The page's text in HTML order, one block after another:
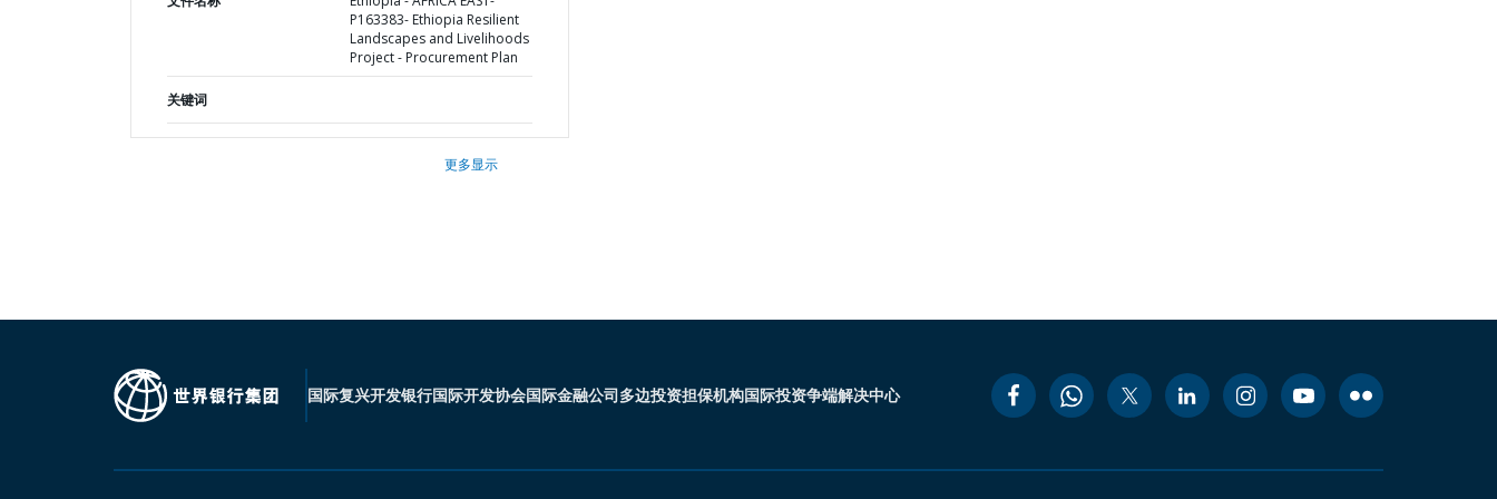
P163383- Ethiopia Resilient
Landscapes and Livelihoods
Project - Procurement Plan
关键词
更多显示
国际复兴开发银行国际开发协会国际金融公司多边投资担保机构国际投资争端解决中心